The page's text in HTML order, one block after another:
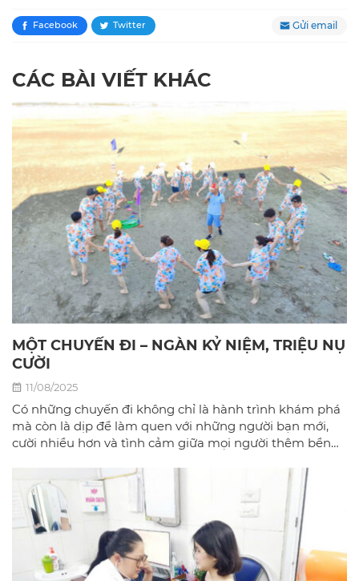
Facebook Twitter Gửi email
CÁC BÀI VIẾT KHÁC
MỘT CHUYẾN ĐI – NGÀN KỶ NIỆM, TRIỆU NỤ
CƯỜI
11/08/2025
Có những chuyến đi không chỉ là hành trình khám phá
mà còn là dịp để làm quen với những người bạn mới,
cười nhiều hơn và tình cảm giữa mọi người thêm bền